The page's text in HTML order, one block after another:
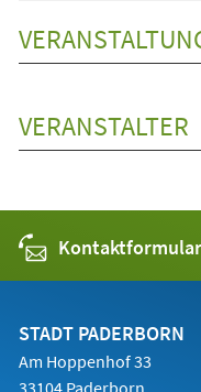
VERANSTALTER
Kontaktformular
STADT PADERBORN
Am Hoppenhof 33
33104 Paderborn